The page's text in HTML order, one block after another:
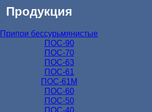
Продукция
Припои бессурьмянистые
ПОС-90
ПОС-70
ПОС-63
ПОС-61
ПОС-61M
ПОС-60
ПОС-50
ПОС-40